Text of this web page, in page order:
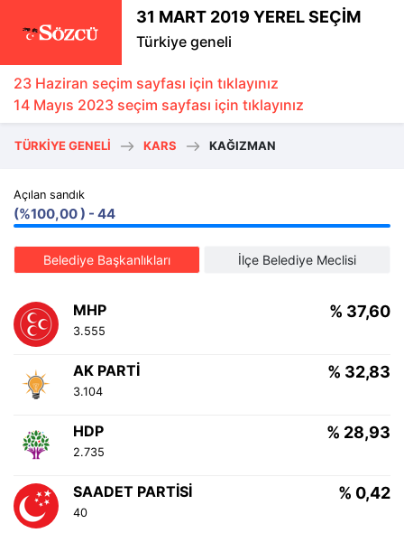
31 MART 2019 YEREL SEÇİM
Türkiye geneli
23 Haziran seçim sayfası için tıklayınız
14 Mayıs 2023 seçim sayfası için tıklayınız
TÜRKIYE GENELI KARS KAĞIZMAN
Açılan sandık
(%100,00 ) - 44
Belediye Başkanlıkları İlçe Belediye Meclisi
MHP % 37,60
3.555
AK PARTI % 32,83
3.104
HDP % 28,93
2.735
SAADET PARTISI % 0,42
40